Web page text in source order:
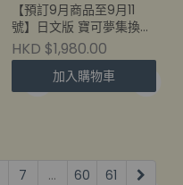
【預訂9月商品至9月11
號】日文版 寶可夢集換式
卡牌遊戲 MEGA
M6a「30th
CELEBRATION」補充包 -
M6a (原盒20包) - Week
HKD $1,980.00
加入購物車
7 ... 60 61